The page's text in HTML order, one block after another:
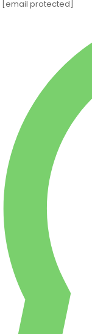
[email protected]